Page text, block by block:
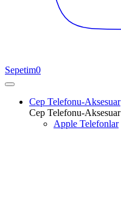
Sepetim0
Cep Telefonu-Aksesuar
Cep Telefonu-Aksesuar
Apple Telefonlar